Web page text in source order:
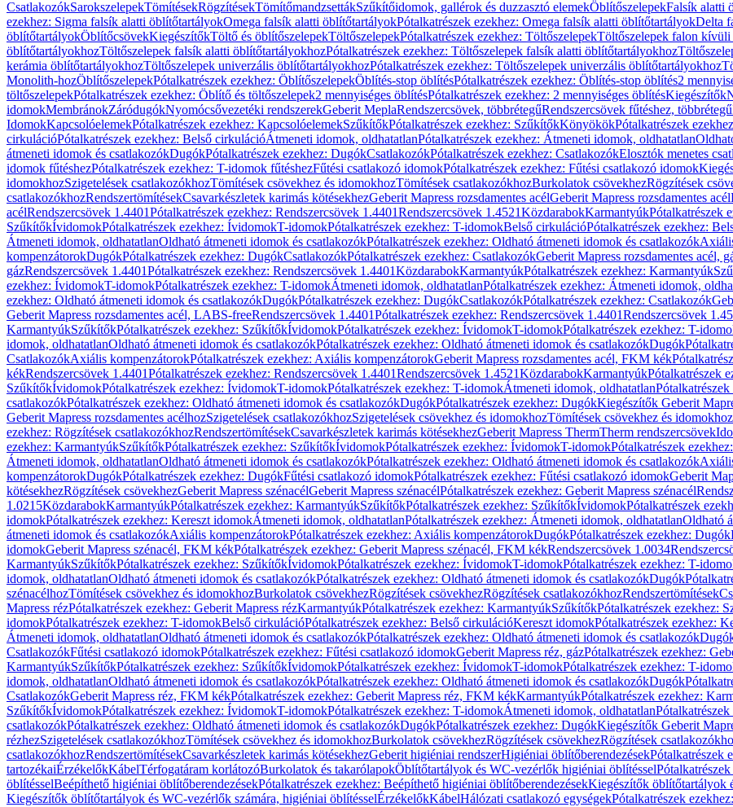
CsatlakozókSarokszelepekTömítésekRögzítésekTömítőmandzsettákSzűkítőidomok, gallérok és duzzasztó elemekÖblítőszelepekFalsík alatti
ezekhez: Sigma falsík alatti öblítőtartályokOmega falsík alatti öblítőtartályokPótalkatrészek ezekhez: Omega falsík alatti öblítőtartályokDelta
öblítőtartályokÖblítőcsövekKiegészítőkTöltő és öblítőszelepekTöltőszelepekPótalkatrészek ezekhez: TöltőszelepekTöltőszelepek falon
öblítőtartályokhozTöltőszelepek falsík alatti öblítőtartályokhozPótalkatrészek ezekhez: Töltőszelepek falsík alatti öblítőtartályokhoz
kerámia öblítőtartályokhozTöltőszelepek univerzális öblítőtartályokhozPótalkatrészek ezekhez: Töltőszelepek univerzális öblítőtartályokhoz
Monolith-hozÖblítőszelepekPótalkatrészek ezekhez: ÖblítőszelepekÖblítés-stop öblítésPótalkatrészek ezekhez: Öblítés-stop öblítés2
töltőszelepekPótalkatrészek ezekhez: Öblítő és töltőszelepek2 mennyiséges öblítésPótalkatrészek ezekhez: 2 mennyiséges öblítésKiegészítők
idomokMembránokZáródugókNyomócsővezetéki rendszerekGeberit MeplaRendszercsövek, többrétegűRendszercsövek fűtéshez, többrétegű
IdomokKapcsolóelemekPótalkatrészek ezekhez: KapcsolóelemekSzűkítőkPótalkatrészek ezekhez: SzűkítőkKönyökökPótalkatrészek
cirkulációPótalkatrészek ezekhez: Belső cirkulációÁtmeneti idomok, oldhatatlanPótalkatrészek ezekhez: Átmeneti idomok, oldhatatlan
átmeneti idomok és csatlakozókDugókPótalkatrészek ezekhez: DugókCsatlakozókPótalkatrészek ezekhez: CsatlakozókElosztók menetes
idomok fűtéshezPótalkatrészek ezekhez: T-idomok fűtéshezFűtési csatlakozó idomokPótalkatrészek ezekhez: Fűtési csatlakozó idomok
idomokhozSzigetelések csatlakozókhozTömítések csövekhez és idomokhozTömítések csatlakozókhozBurkolatok csövekhezRögzítések
csatlakozókhozRendszertömítésekCsavarkészletek karimás kötésekhezGeberit Mapress rozsdamentes acélGeberit Mapress rozsdamentes acél
acélRendszercsövek 1.4401Pótalkatrészek ezekhez: Rendszercsövek 1.4401Rendszercsövek 1.4521KözdarabokKarmantyúkPótalkatrészek
SzűkítőkÍvidomokPótalkatrészek ezekhez: ÍvidomokT-idomokPótalkatrészek ezekhez: T-idomokBelső cirkulációPótalkatrészek ezekhez:
Átmeneti idomok, oldhatatlanOldható átmeneti idomok és csatlakozókPótalkatrészek ezekhez: Oldható átmeneti idomok és csatlakozók
kompenzátorokDugókPótalkatrészek ezekhez: DugókCsatlakozókPótalkatrészek ezekhez: CsatlakozókGeberit Mapress rozsdamentes acél,
gázRendszercsövek 1.4401Pótalkatrészek ezekhez: Rendszercsövek 1.4401KözdarabokKarmantyúkPótalkatrészek ezekhez: Karmantyúk
ezekhez: ÍvidomokT-idomokPótalkatrészek ezekhez: T-idomokÁtmeneti idomok, oldhatatlanPótalkatrészek ezekhez: Átmeneti idomok,
ezekhez: Oldható átmeneti idomok és csatlakozókDugókPótalkatrészek ezekhez: DugókCsatlakozókPótalkatrészek ezekhez: Csatlakozók
Geberit Mapress rozsdamentes acél, LABS-freeRendszercsövek 1.4401Pótalkatrészek ezekhez: Rendszercsövek 1.4401Rendszercsövek
KarmantyúkSzűkítőkPótalkatrészek ezekhez: SzűkítőkÍvidomokPótalkatrészek ezekhez: ÍvidomokT-idomokPótalkatrészek ezekhez: T-
idomok, oldhatatlanOldható átmeneti idomok és csatlakozókPótalkatrészek ezekhez: Oldható átmeneti idomok és csatlakozókDugók
CsatlakozókAxiális kompenzátorokPótalkatrészek ezekhez: Axiális kompenzátorokGeberit Mapress rozsdamentes acél, FKM kék
kékRendszercsövek 1.4401Pótalkatrészek ezekhez: Rendszercsövek 1.4401Rendszercsövek 1.4521KözdarabokKarmantyúkPótalkatrészek
SzűkítőkÍvidomokPótalkatrészek ezekhez: ÍvidomokT-idomokPótalkatrészek ezekhez: T-idomokÁtmeneti idomok, oldhatatlan
csatlakozókPótalkatrészek ezekhez: Oldható átmeneti idomok és csatlakozókDugókPótalkatrészek ezekhez: DugókKiegészítők Geberit
Geberit Mapress rozsdamentes acélhozSzigetelések csatlakozókhozSzigetelések csövekhez és idomokhozTömítések csövekhez és idomokhoz
ezekhez: Rögzítések csatlakozókhozRendszertömítésekCsavarkészletek karimás kötésekhezGeberit Mapress ThermTherm rendszercsövek
ezekhez: KarmantyúkSzűkítőkPótalkatrészek ezekhez: SzűkítőkÍvidomokPótalkatrészek ezekhez: ÍvidomokT-idomokPótalkatrészek
Átmeneti idomok, oldhatatlanOldható átmeneti idomok és csatlakozókPótalkatrészek ezekhez: Oldható átmeneti idomok és csatlakozók
kompenzátorokDugókPótalkatrészek ezekhez: DugókFűtési csatlakozó idomokPótalkatrészek ezekhez: Fűtési csatlakozó idomokGeberit
kötésekhezRögzítések csövekhezGeberit Mapress szénacélGeberit Mapress szénacélPótalkatrészek ezekhez: Geberit Mapress szénacél
1.0215KözdarabokKarmantyúkPótalkatrészek ezekhez: KarmantyúkSzűkítőkPótalkatrészek ezekhez: SzűkítőkÍvidomokPótalkatrészek
idomokPótalkatrészek ezekhez: Kereszt idomokÁtmeneti idomok, oldhatatlanPótalkatrészek ezekhez: Átmeneti idomok, oldhatatlanOldható
átmeneti idomok és csatlakozókAxiális kompenzátorokPótalkatrészek ezekhez: Axiális kompenzátorokDugókPótalkatrészek ezekhez: Dugók
idomokGeberit Mapress szénacél, FKM kékPótalkatrészek ezekhez: Geberit Mapress szénacél, FKM kékRendszercsövek 1.0034
KarmantyúkSzűkítőkPótalkatrészek ezekhez: SzűkítőkÍvidomokPótalkatrészek ezekhez: ÍvidomokT-idomokPótalkatrészek ezekhez: T-
idomok, oldhatatlanOldható átmeneti idomok és csatlakozókPótalkatrészek ezekhez: Oldható átmeneti idomok és csatlakozókDugók
szénacélhozTömítések csövekhez és idomokhozBurkolatok csövekhezRögzítések csövekhezRögzítések csatlakozókhozRendszertömítések
Mapress rézPótalkatrészek ezekhez: Geberit Mapress rézKarmantyúkPótalkatrészek ezekhez: KarmantyúkSzűkítőkPótalkatrészek ezekhez:
idomokPótalkatrészek ezekhez: T-idomokBelső cirkulációPótalkatrészek ezekhez: Belső cirkulációKereszt idomokPótalkatrészek ezekhez:
Átmeneti idomok, oldhatatlanOldható átmeneti idomok és csatlakozókPótalkatrészek ezekhez: Oldható átmeneti idomok és csatlakozók
CsatlakozókFűtési csatlakozó idomokPótalkatrészek ezekhez: Fűtési csatlakozó idomokGeberit Mapress réz, gázPótalkatrészek ezekhez:
KarmantyúkSzűkítőkPótalkatrészek ezekhez: SzűkítőkÍvidomokPótalkatrészek ezekhez: ÍvidomokT-idomokPótalkatrészek ezekhez: T-
idomok, oldhatatlanOldható átmeneti idomok és csatlakozókPótalkatrészek ezekhez: Oldható átmeneti idomok és csatlakozókDugók
CsatlakozókGeberit Mapress réz, FKM kékPótalkatrészek ezekhez: Geberit Mapress réz, FKM kékKarmantyúkPótalkatrészek ezekhez:
SzűkítőkÍvidomokPótalkatrészek ezekhez: ÍvidomokT-idomokPótalkatrészek ezekhez: T-idomokÁtmeneti idomok, oldhatatlan
csatlakozókPótalkatrészek ezekhez: Oldható átmeneti idomok és csatlakozókDugókPótalkatrészek ezekhez: DugókKiegészítők Geberit
rézhezSzigetelések csatlakozókhozTömítések csövekhez és idomokhozBurkolatok csövekhezRögzítések csövekhezRögzítések
csatlakozókhozRendszertömítésekCsavarkészletek karimás kötésekhezGeberit higiéniai rendszerHigiéniai öblítőberendezésekPótalkatrészek
tartozékaiÉrzékelőkKábelTérfogatáram korlátozóBurkolatok és takarólapokÖblítőtartályok és WC-vezérlők higiéniai öblítéssel
öblítésselBeépíthető higiéniai öblítőberendezésekPótalkatrészek ezekhez: Beépíthető higiéniai öblítőberendezésekKiegészítők öblítőtartályok
Kiegészítők öblítőtartályok és WC-vezérlők számára, higiéniai öblítésselÉrzékelőkKábelHálózati csatlakozó egységekPótalkatrészek